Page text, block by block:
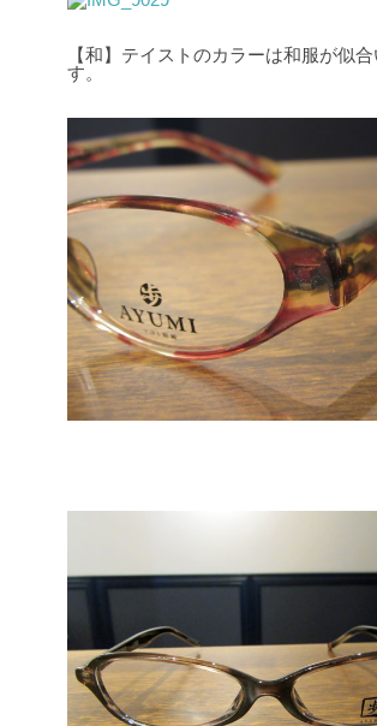
【和】テイストのカラーは和服が似
す。